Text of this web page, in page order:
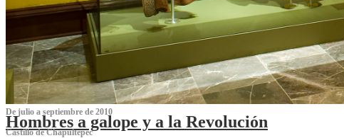
De julio a septiembre de 2010
Hombres a galope y a la Revolución
Castillo de Chapultepec